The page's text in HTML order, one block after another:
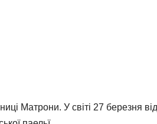
Матрони. У світі 27 березня